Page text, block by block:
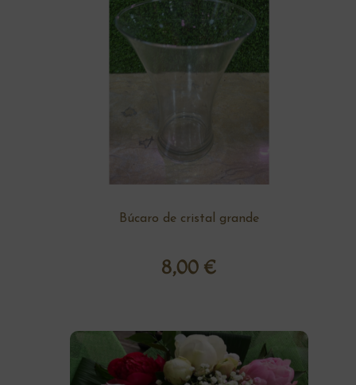
Búcaro de cristal grande
8,00 €